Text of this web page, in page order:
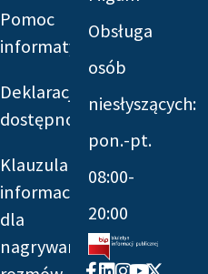
Pomoc
informatyczna
Deklaracja
dostępności
Klauzula
informacyjna
dla
nagrywania
Obsługa
osób
niesłyszących:
pon.-pt.
08:00-
20:00
Facebook-
Linkedin
Instagram
Youtube
X-